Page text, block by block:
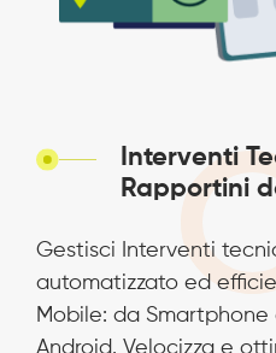
Interventi
Rapportini
Gestisci Interventi
automatizzato ed
Mobile: da Smartphone
Android. Velocizza e